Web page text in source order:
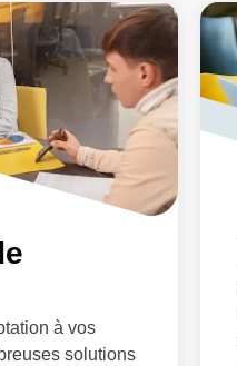
à vos
solutions